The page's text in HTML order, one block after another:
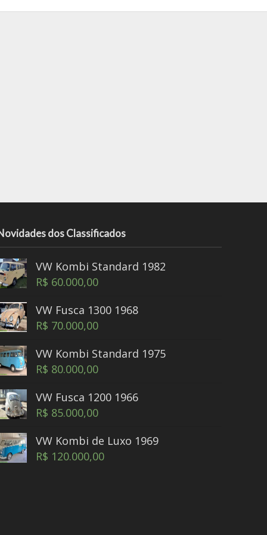
dos Classificados
VW Kombi Standard 1982
R$ 60.000,00
VW Fusca 1300 1968
R$ 70.000,00
VW Kombi Standard 1975
R$ 80.000,00
VW Fusca 1200 1966
R$ 85.000,00
VW Kombi de Luxo 1969
R$ 120.000,00